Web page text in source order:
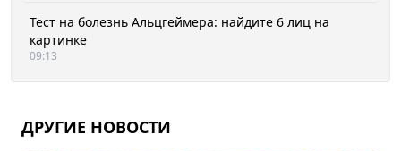
Тест на болезнь Альцгеймера: найдите 6 лиц на
картинке
09:13
ДРУГИЕ НОВОСТИ